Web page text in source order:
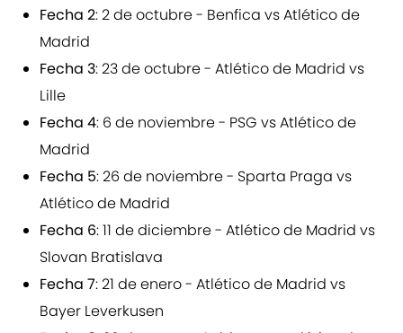
Fecha 2: 2 de octubre - Benfica vs Atlético de
Madrid
Fecha 3: 23 de octubre - Atlético de Madrid vs
Lille
Fecha 4: 6 de noviembre - PSG vs Atlético de
Madrid
Fecha 5: 26 de noviembre - Sparta Praga vs
Atlético de Madrid
Fecha 6: 11 de diciembre - Atlético de Madrid vs
Slovan Bratislava
Fecha 7: 21 de enero - Atlético de Madrid vs
Bayer Leverkusen